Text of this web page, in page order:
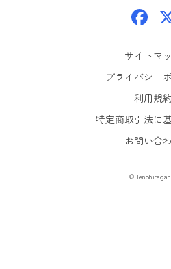
サイトマ
プライバシー
利用規約
特定商取引法に
お問い合
©